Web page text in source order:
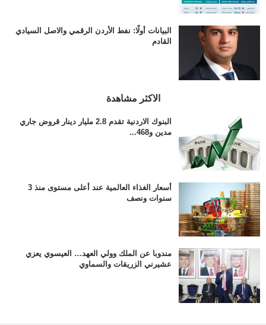
البيانات أولًا: نفط الأردن الرقمي والاصل السيادي
القادم
الاكثر مشاهدة
البنوك الاردنية تقدم 2.8 مليار دينار قروض جاري
مدين و468...
أسعار الغذاء العالمية عند أعلى مستوى منذ 3
سنوات ونصف
مندوبا عن الملك وولي العهد… العيسوي يعزي
عشيرني الزريقات والسماوي